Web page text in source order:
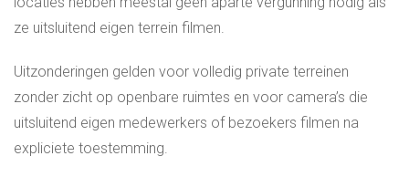
ze uitsluitend eigen terrein filmen.
Uitzonderingen gelden voor volledig private terreinen
zonder zicht op openbare ruimtes en voor camera’s die
uitsluitend eigen medewerkers of bezoekers filmen na
expliciete toestemming.